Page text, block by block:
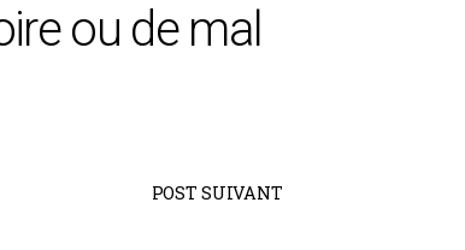
ou de mal
POST SUIVANT